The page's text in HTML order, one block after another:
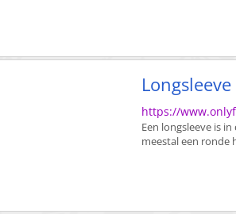
https://
Een longsleeve is
meestal een ronde